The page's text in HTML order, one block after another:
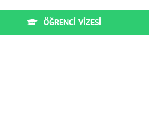
ÖĞRENCI VIZESI